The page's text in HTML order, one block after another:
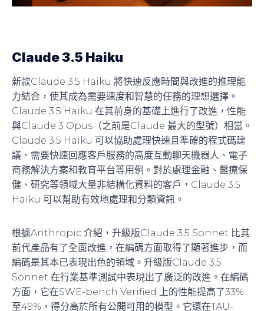
Claude 3.5 Haiku
新款Claude 3.5 Haiku 將快速反應時間與改進的推理能
力結合，使其成為需要速度和智慧的任務的理想選擇。
Claude 3.5 Haiku 在其前身的基礎上進行了改進，性能
與Claude 3 Opus（之前是Claude 最大的型號）相當。
Claude 3.5 Haiku 可以協助處理快速且準確的程式碼建
議、需要快速回應客戶服務的高度互動聊天機器人、電子
商務解決方案和教育平台等用例。對於處理金融、醫療保
健、研究等領域大量非結構化資料的客戶，Claude 3.5
Haiku 可以幫助有效地處理和分類資訊。
根據Anthropic 介紹，升級版Claude 3.5 Sonnet 比其
前代產品有了全面改進，在編碼方面取得了顯著進步，而
編碼是其本已表現出色的領域。升級版Claude 3.5
Sonnet 在行業基準測試中表現出了廣泛的改進。在編碼
方面，它在SWE-bench Verified 上的性能提高了33%
至49%，得分高於所有公開可用的模型。它還在TAU-